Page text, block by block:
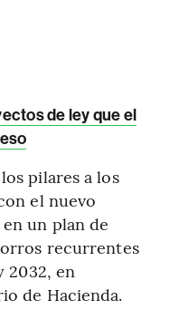
de ley que el
pilares a los
el nuevo
un plan de
recurrentes
2032, en
de Hacienda.